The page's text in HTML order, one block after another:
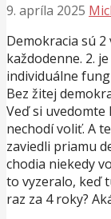
9. apríla 2025
Demokracia sú
každodenne. 2.
individuálne
Bez žitej
Veď si uvedomte
nechodí voliť. A
zaviedli priamu
chodia niekedy
to vyzeralo, keď
raz za 4 roky?